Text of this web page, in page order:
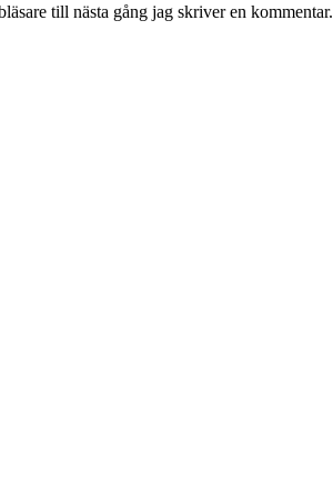
till nästa gång jag skriver en kommentar.